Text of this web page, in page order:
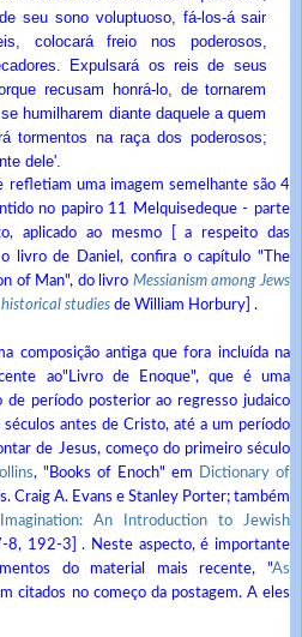
seu sono voluptuoso, fá-los-á sair
colocará freio nos poderosos,
Expulsará os reis de seus
recusam honrá-lo, de tornarem
humilharem diante daquele a quem
tormentos na raça dos poderosos;
dele'.
uma imagem semelhante são 4
no papiro 11 Melquisedeque - parte
aplicado ao mesmo [ a respeito das
livro de Daniel, confira o capítulo "The
of Man", do livro Messianism among Jews
studies de William Horbury] .
composição antiga que fora incluída na
ao"Livro de Enoque", que é uma
de período posterior ao regresso judaico
antes de Cristo, até a um período
de Jesus, começo do primeiro século
, "Books of Enoch" em
Dictionary of
Craig A. Evans e Stanley Porter; também
An Introduction to Jewish
8, 192-3] . Neste aspecto, é importante
do material mais recente, "As
citados no começo da postagem. A eles